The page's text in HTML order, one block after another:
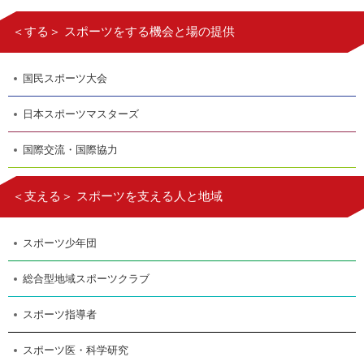
＜する＞ スポーツをする機会と場の提供
国民スポーツ大会
日本スポーツマスターズ
国際交流・国際協力
＜支える＞ スポーツを支える人と地域
スポーツ少年団
総合型地域スポーツクラブ
スポーツ指導者
スポーツ医・科学研究